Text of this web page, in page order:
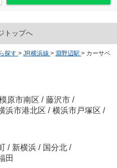
トップへ
探す > JR横浜線 > 淵野辺駅 > カーサベ
原市南区 / 藤沢市 /
浜市港北区 / 横浜市戸塚区 /
/ 新横浜 / 国分北 /
田